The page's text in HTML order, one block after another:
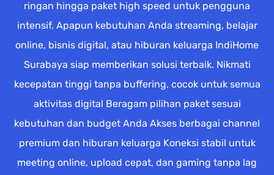
ringan hingga paket high speed untuk pengguna
intensif. Apapun kebutuhan Anda streaming, belajar
online, bisnis digital, atau hiburan keluarga IndiHome
Surabaya siap memberikan solusi terbaik. Nikmati
kecepatan tinggi tanpa buffering, cocok untuk semua
aktivitas digital Beragam pilihan paket sesuai
kebutuhan dan budget Anda Akses berbagai channel
premium dan hiburan keluarga Koneksi stabil untuk
meeting online, upload cepat, dan gaming tanpa lag